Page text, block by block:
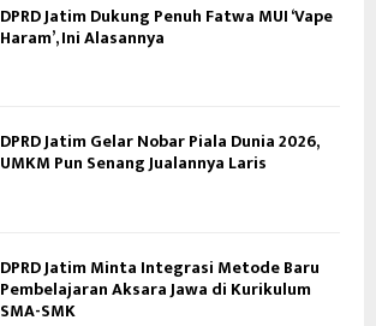
DPRD Jatim Dukung Penuh Fatwa MUI ‘Vape
Haram’, Ini Alasannya
DPRD Jatim Gelar Nobar Piala Dunia 2026,
UMKM Pun Senang Jualannya Laris
DPRD Jatim Minta Integrasi Metode Baru
Pembelajaran Aksara Jawa di Kurikulum
SMA-SMK